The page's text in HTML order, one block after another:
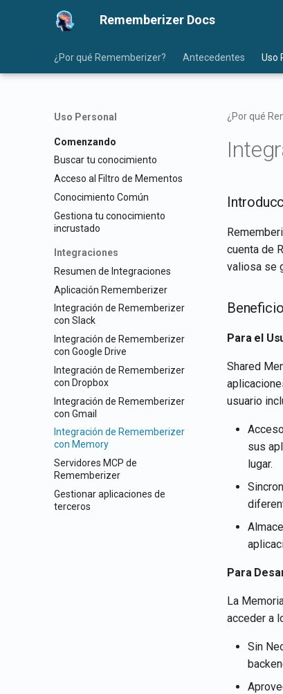
Rememberizer Docs
¿Por qué Rememberizer? Antecedentes Uso
Uso Personal
Comenzando
Buscar tu conocimiento
Acceso al Filtro de Mementos
Conocimiento Común
Gestiona tu conocimiento
incrustado
Integraciones
Resumen de Integraciones
Aplicación Rememberizer
Integración de Rememberizer
con Slack
Integración de Rememberizer
con Google Drive
Integración de Rememberizer
con Dropbox
Integración de Rememberizer
con Gmail
Integración de Rememberizer
con Memory
Servidores MCP de
Rememberizer
Gestionar aplicaciones de
terceros
¿Por qué
cuenta de
valiosa se
Para el
Shared
usuario
sus
lugar.
Para
La
acceder a
Sin